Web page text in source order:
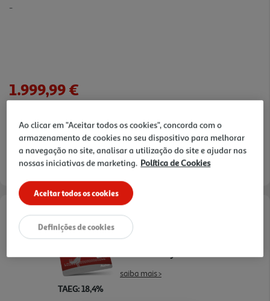
-
1.999,99 €
verificar stock em loja >
Entrega estimada entre24/08/2026 e 25/08/2026
Opções de Financiamento
TAEG: 18,4%
saiba mais >
Ao clicar em "Aceitar todos os cookies", concorda com o
armazenamento de cookies no seu dispositivo para melhorar
a navegação no site, analisar a utilização do site e ajudar nas
nossas iniciativas de marketing. Política de Cookies
Aceitar todos os cookies
Definições de cookies